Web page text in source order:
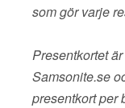
som gör varje
Presentkortet
Samsonite.se
presentkort per